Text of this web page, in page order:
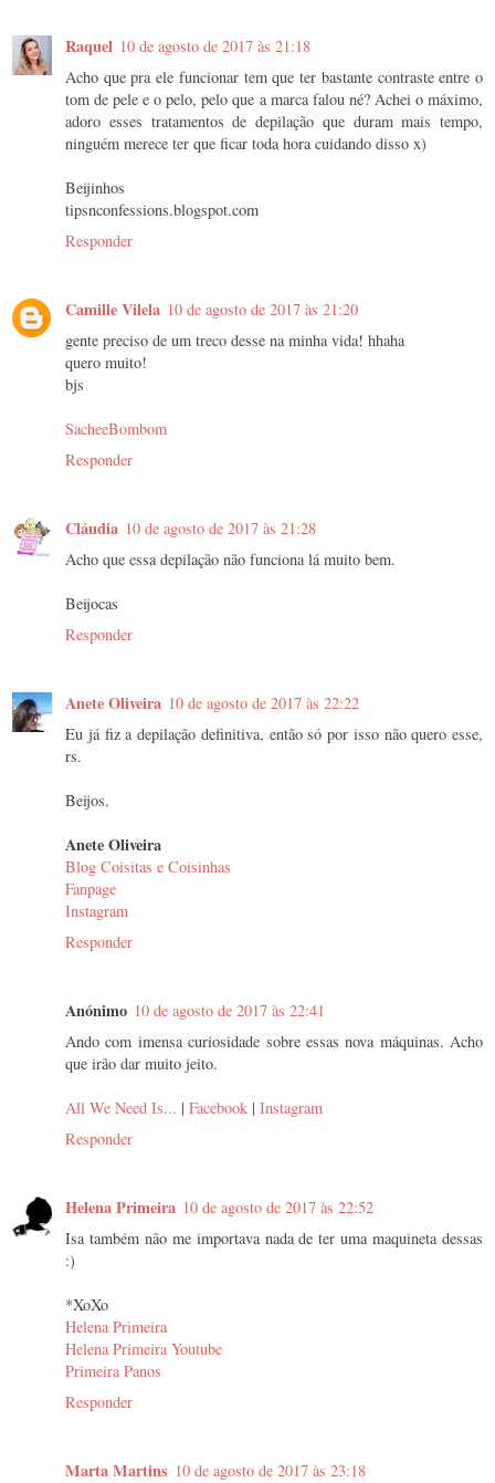
Raquel 10 de agosto de 2017 às 21:18
Acho que pra ele funcionar tem que ter bastante contraste entre o
tom de pele e o pelo, pelo que a marca falou né? Achei o máximo,
adoro esses tratamentos de depilação que duram mais tempo,
ninguém merece ter que ficar toda hora cuidando disso x)
Beijinhos
tipsnconfessions.blogspot.com
Responder
Camille Vilela 10 de agosto de 2017 às 21:20
gente preciso de um treco desse na minha vida! hhaha
quero muito!
bjs
SacheeBombom
Responder
Cláudia 10 de agosto de 2017 às 21:28
Acho que essa depilação não funciona lá muito bem.
Beijocas
Responder
Anete Oliveira 10 de agosto de 2017 às 22:22
Eu já fiz a depilação definitiva, então só por isso não quero esse,
rs.
Beijos.
Anete Oliveira
Blog Coisitas e Coisinhas
Fanpage
Instagram
Responder
Anónimo 10 de agosto de 2017 às 22:41
Ando com imensa curiosidade sobre essas nova máquinas. Acho
que irão dar muito jeito.
All We Need Is... | Facebook | Instagram
Responder
Helena Primeira 10 de agosto de 2017 às 22:52
Isa também não me importava nada de ter uma maquineta dessas
:)
*XoXo
Helena Primeira
Helena Primeira Youtube
Primeira Panos
Responder
Marta Martins 10 de agosto de 2017 às 23:18